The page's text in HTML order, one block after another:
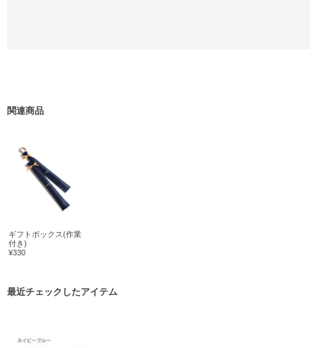
関連商品
ギフトボックス(作業
付き)
¥330
最近チェックしたアイテム